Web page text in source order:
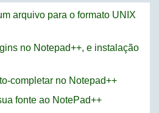
arquivo para o formato UNIX
no Notepad++, e instalação
completar no Notepad++
fonte ao NotePad++